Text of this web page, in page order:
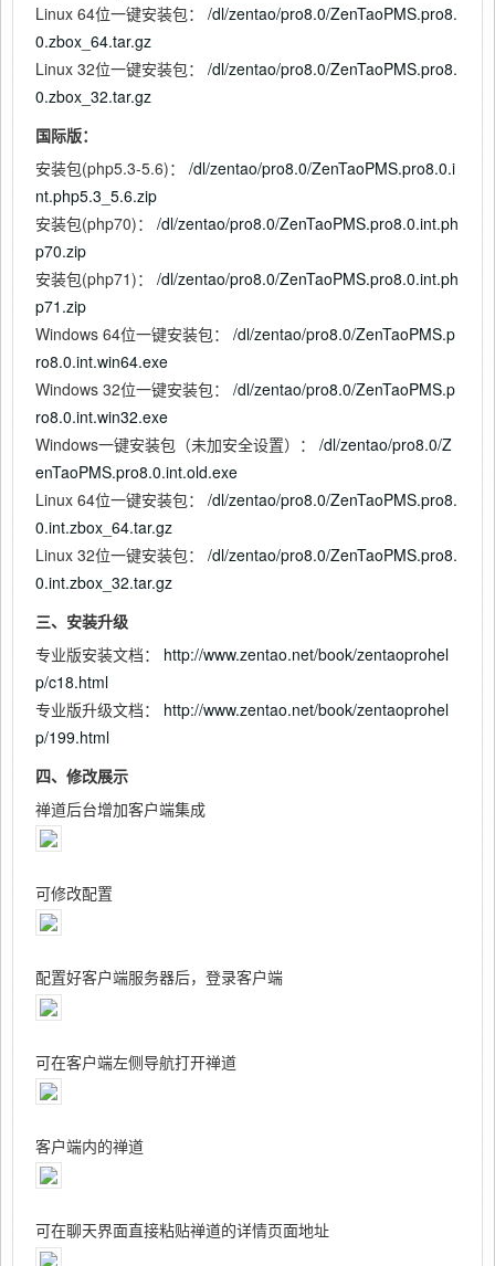
Linux 64位一键安装包： /dl/zentao/pro8.0/ZenTaoPMS.pro8.
0.zbox_64.tar.gz
Linux 32位一键安装包： /dl/zentao/pro8.0/ZenTaoPMS.pro8.
0.zbox_32.tar.gz
国际版：
安装包(php5.3-5.6)： /dl/zentao/pro8.0/ZenTaoPMS.pro8.0.i
nt.php5.3_5.6.zip
安装包(php70)： /dl/zentao/pro8.0/ZenTaoPMS.pro8.0.int.ph
p70.zip
安装包(php71)： /dl/zentao/pro8.0/ZenTaoPMS.pro8.0.int.ph
p71.zip
Windows 64位一键安装包： /dl/zentao/pro8.0/ZenTaoPMS.p
ro8.0.int.win64.exe
Windows 32位一键安装包： /dl/zentao/pro8.0/ZenTaoPMS.p
ro8.0.int.win32.exe
Windows一键安装包（未加安全设置）： /dl/zentao/pro8.0/Z
enTaoPMS.pro8.0.int.old.exe
Linux 64位一键安装包： /dl/zentao/pro8.0/ZenTaoPMS.pro8.
0.int.zbox_64.tar.gz
Linux 32位一键安装包： /dl/zentao/pro8.0/ZenTaoPMS.pro8.
0.int.zbox_32.tar.gz
三、安装升级
专业版安装文档： http://www.zentao.net/book/zentaoprohel
p/c18.html
专业版升级文档： http://www.zentao.net/book/zentaoprohel
p/199.html
四、修改展示
禅道后台增加客户端集成
可修改配置
配置好客户端服务器后，登录客户端
可在客户端左侧导航打开禅道
客户端内的禅道
可在聊天界面直接粘贴禅道的详情页面地址